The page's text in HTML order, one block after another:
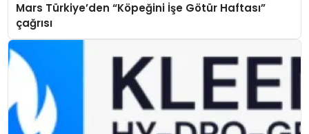
Mars Türkiye’den “Köpeğini İşe Götür Haftası”
çağrısı